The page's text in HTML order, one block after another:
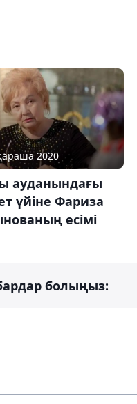
2020
ауданындағы
үйіне Фариза
есімі
болыңыз: